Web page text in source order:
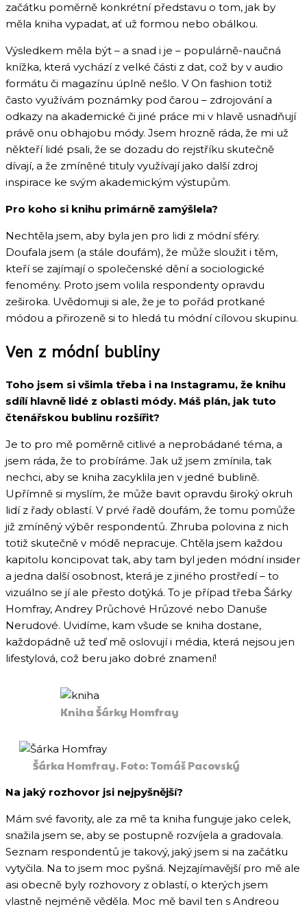
začátku poměrně konkrétní představu o tom, jak by
měla kniha vypadat, ať už formou nebo obálkou.
Výsledkem měla být – a snad i je – populárně-naučná
knížka, která vychází z velké části z dat, což by v audio
formátu či magazínu úplně nešlo. V On fashion totiž
často využívám poznámky pod čarou – zdrojování a
odkazy na akademické či jiné práce mi v hlavě usnadňují
právě onu obhajobu módy. Jsem hrozně ráda, že mi už
někteří lidé psali, že se dozadu do rejstříku skutečně
dívají, a že zmíněné tituly využívají jako další zdroj
inspirace ke svým akademickým výstupům.
Pro koho si knihu primárně zamýšlela?
Nechtěla jsem, aby byla jen pro lidi z módní sféry.
Doufala jsem (a stále doufám), že může sloužit i těm,
kteří se zajímají o společenské dění a sociologické
fenomény. Proto jsem volila respondenty opravdu
zeširoka. Uvědomuji si ale, že je to pořád protkané
módou a přirozeně si to hledá tu módní cílovou skupinu.
Ven z módní bubliny
Toho jsem si všimla třeba i na Instagramu, že knihu
sdílí hlavně lidé z oblasti módy. Máš plán, jak tuto
čtenářskou bublinu rozšířit?
Je to pro mě poměrně citlivé a neprobádané téma, a
jsem ráda, že to probíráme. Jak už jsem zmínila, tak
nechci, aby se kniha zacyklila jen v jedné bublině.
Upřímně si myslím, že může bavit opravdu široký okruh
lidí z řady oblastí. V prvé řadě doufám, že tomu pomůže
již zmíněný výběr respondentů. Zhruba polovina z nich
totiž skutečně v módě nepracuje. Chtěla jsem každou
kapitolu koncipovat tak, aby tam byl jeden módní insider
a jedna další osobnost, která je z jiného prostředí – to
vizuálno se jí ale přesto dotýká. To je případ třeba Šárky
Homfray, Andrey Průchové Hrůzové nebo Danuše
Nerudové. Uvidíme, kam všude se kniha dostane,
každopádně už teď mě oslovují i média, která nejsou jen
lifestylová, což beru jako dobré znamení!
Kniha Šárky Homfray
Šárka Homfray. Foto: Tomáš Pacovský
Na jaký rozhovor jsi nejpyšnější?
Mám své favority, ale za mě ta kniha funguje jako celek,
snažila jsem se, aby se postupně rozvíjela a gradovala.
Seznam respondentů je takový, jaký jsem si na začátku
vytyčila. Na to jsem moc pyšná. Nejzajímavější pro mě ale
asi obecně byly rozhovory z oblastí, o kterých jsem
vlastně nejméně věděla. Moc mě bavil ten s Andreou